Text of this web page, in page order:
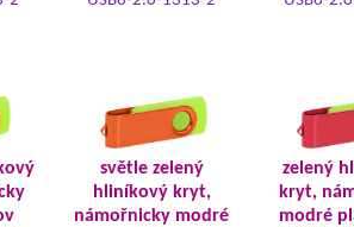
světle zelený
hliníkový kryt,
námořnicky modré
zelený
kryt,
modré